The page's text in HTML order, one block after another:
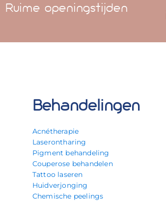
Ruime openingstijden
Behandelingen
Acnétherapie
Laserontharing
Pigment behandeling
Couperose behandelen
Tattoo laseren
Huidverjonging
Chemische peelings